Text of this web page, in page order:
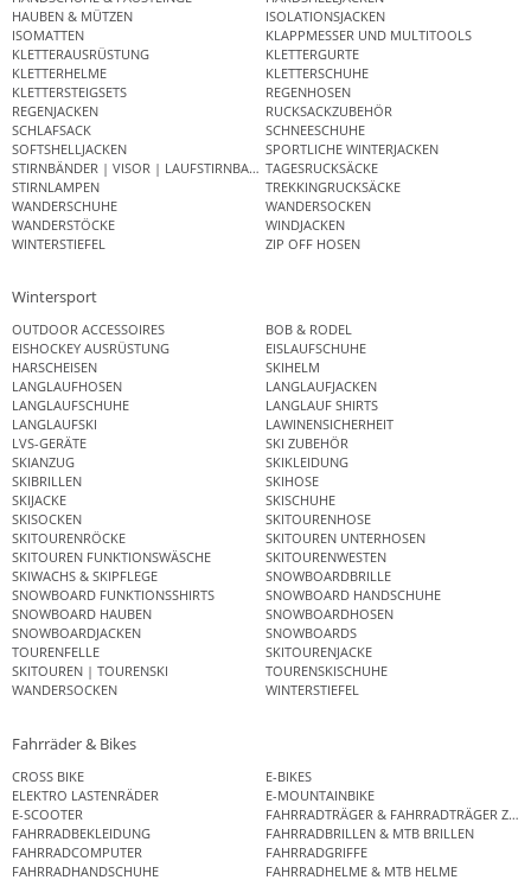
HAUBEN & MÜTZEN
ISOLATIONSJACKEN
ISOMATTEN
KLAPPMESSER UND MULTITOOLS
KLETTERAUSRÜSTUNG
KLETTERGURTE
KLETTERHELME
KLETTERSCHUHE
KLETTERSTEIGSETS
REGENHOSEN
REGENJACKEN
RUCKSACKZUBEHÖR
SCHLAFSACK
SCHNEESCHUHE
SOFTSHELLJACKEN
SPORTLICHE WINTERJACKEN
STIRNBÄNDER | VISOR | LAUFSTIRNBANDTAGESRUCKSÄCKE
STIRNLAMPEN
TREKKINGRUCKSÄCKE
WANDERSCHUHE
WANDERSOCKEN
WANDERSTÖCKE
WINDJACKEN
WINTERSTIEFEL
ZIP OFF HOSEN
Wintersport
OUTDOOR ACCESSOIRES
BOB & RODEL
EISHOCKEY AUSRÜSTUNG
EISLAUFSCHUHE
HARSCHEISEN
SKIHELM
LANGLAUFHOSEN
LANGLAUFJACKEN
LANGLAUFSCHUHE
LANGLAUF SHIRTS
LANGLAUFSKI
LAWINENSICHERHEIT
LVS-GERÄTE
SKI ZUBEHÖR
SKIANZUG
SKIKLEIDUNG
SKIBRILLEN
SKIHOSE
SKIJACKE
SKISCHUHE
SKISOCKEN
SKITOURENHOSE
SKITOURENRÖCKE
SKITOUREN UNTERHOSEN
SKITOUREN FUNKTIONSWÄSCHE
SKITOURENWESTEN
SKIWACHS & SKIPFLEGE
SNOWBOARDBRILLE
SNOWBOARD FUNKTIONSSHIRTS
SNOWBOARD HANDSCHUHE
SNOWBOARD HAUBEN
SNOWBOARDHOSEN
SNOWBOARDJACKEN
SNOWBOARDS
TOURENFELLE
SKITOURENJACKE
SKITOUREN | TOURENSKI
TOURENSKISCHUHE
WANDERSOCKEN
WINTERSTIEFEL
Fahrräder & Bikes
CROSS BIKE
E-BIKES
ELEKTRO LASTENRÄDER
E-MOUNTAINBIKE
E-SCOOTER
FAHRRADTRÄGER & FAHRRADTRÄGER
FAHRRADBEKLEIDUNG
FAHRRADBRILLEN & MTB BRILLEN
FAHRRADCOMPUTER
FAHRRADGRIFFE
FAHRRADHANDSCHUHE
FAHRRADHELME & MTB HELME